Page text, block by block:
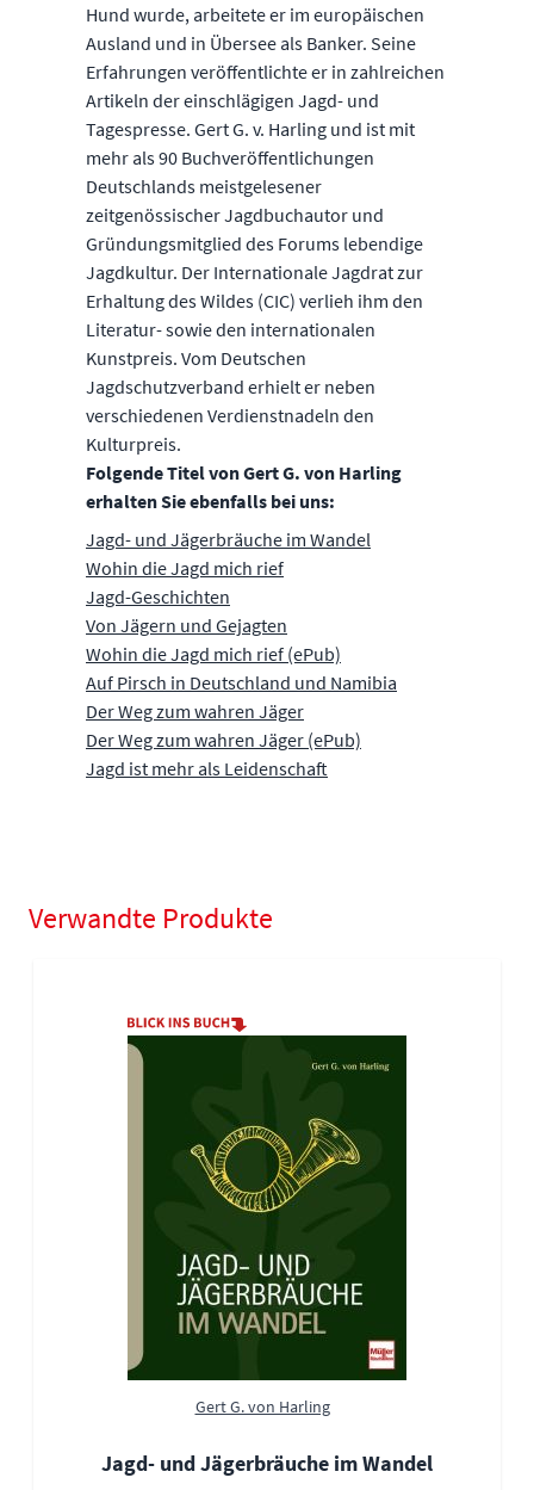
Hund wurde, arbeitete er im europäischen
Ausland und in Übersee als Banker. Seine
Erfahrungen veröffentlichte er in zahlreichen
Artikeln der einschlägigen Jagd- und
Tagespresse. Gert G. v. Harling und ist mit
mehr als 90 Buchveröffentlichungen
Deutschlands meistgelesener
zeitgenössischer Jagdbuchautor und
Gründungsmitglied des Forums lebendige
Jagdkultur. Der Internationale Jagdrat zur
Erhaltung des Wildes (CIC) verlieh ihm den
Literatur- sowie den internationalen
Kunstpreis. Vom Deutschen
Jagdschutzverband erhielt er neben
verschiedenen Verdienstnadeln den
Kulturpreis.
Folgende Titel von Gert G. von Harling
erhalten Sie ebenfalls bei uns:
Jagd- und Jägerbräuche im Wandel
Wohin die Jagd mich rief
Jagd-Geschichten
Von Jägern und Gejagten
Wohin die Jagd mich rief (ePub)
Auf Pirsch in Deutschland und Namibia
Der Weg zum wahren Jäger
Der Weg zum wahren Jäger (ePub)
Jagd ist mehr als Leidenschaft
Verwandte Produkte
Gert G. von Harling
Jagd- und Jägerbräuche im Wandel